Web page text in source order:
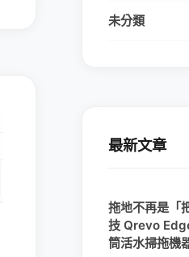
未分類
最新文章
拖地不再是「
技 Qrevo
筒活水掃拖機